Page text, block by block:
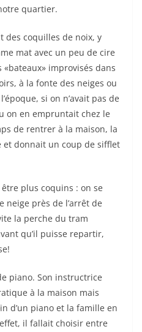
quartier.
des coquilles de noix, y
mat avec un peu de cire
improvisés dans
à la fonte des neiges ou
si on n’avait pas de
on en empruntait chez le
de rentrer à la maison, la
donnait un coup de sifflet
plus coquins : on se
neige près de l’arrêt de
la perche du tram
qu’il puisse repartir,
piano. Son instructrice
à la maison mais
d’un piano et la famille en
effet, il fallait choisir entre